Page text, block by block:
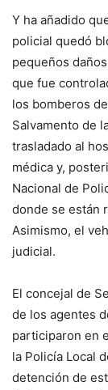
Y ha añadido
policial quedó
pequeños
que fue
los bomberos
Salvamento de
trasladado al
médica y,
Nacional de
donde se están
Asimismo, el
judicial.
El concejal de
de los agentes
participaron en
la Policía Local
detención de